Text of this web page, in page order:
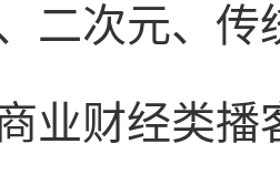
二次元、传
业财经类